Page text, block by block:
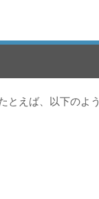
とえば、以下のよう